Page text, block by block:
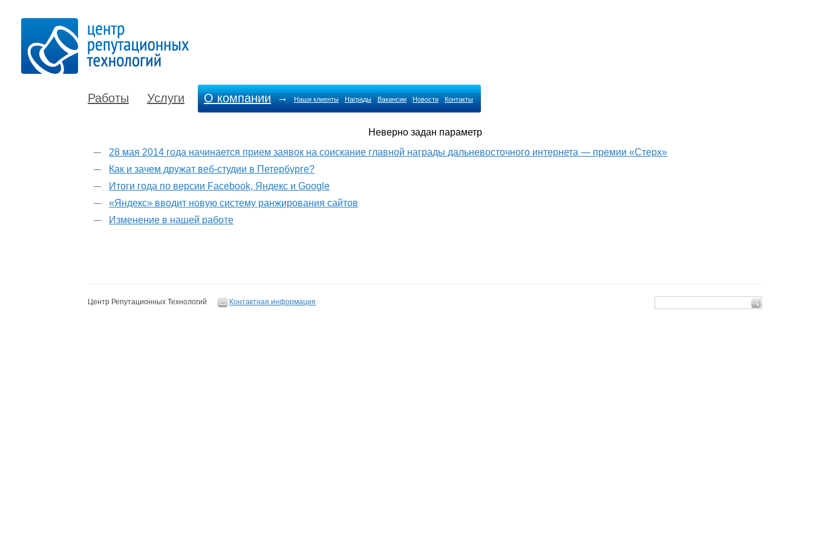
Работы Услуги О компании → Наши клиенты Награды Вакансии Новости Контакты
Неверно задан параметр
28 мая 2014 года начинается прием заявок на соискание главной награды дальневосточного интернета — премии «Стерх»
Как и зачем дружат веб-студии в Петербурге?
Итоги года по версии Facebook, Яндекс и Google
«Яндекс» вводит новую систему ранжирования сайтов
Изменение в нашей работе
Центр Репутационных Технологий Контактная информация